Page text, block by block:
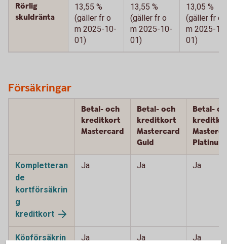
Rörlig
skuldränta
13,55 %
(gäller fr o
m 2025-10-
01)
13,55 %
(gäller fr o
m 2025-10-
01)
13,05 %
(gäller fr o
m 2025-
01)
Försäkringar
Betal- och
kreditkort
Mastercard
Betal- och
kreditkort
Mastercard
Guld
Betal-
Platinum
Kompletteran
de
kortförsäkrin
g
kreditkort
Ja Ja Ja
Köpförsäkrin Ja Ja Ja